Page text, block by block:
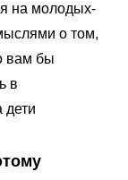
на молодых-
о том,
вам бы
в
дети